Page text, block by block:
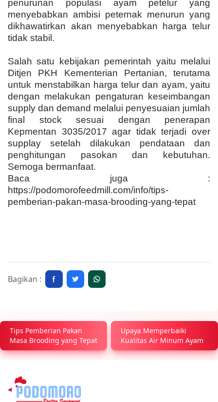
penurunan populasi ayam petelur yang
menyebabkan ambisi peternak menurun yang
dikhawatirkan akan menyebabkan harga telur
tidak stabil.
Salah satu kebijakan pemerintah yaitu melalui
Ditjen PKH Kementerian Pertanian, terutama
untuk menstabilkan harga telur dan ayam, yaitu
dengan melakukan pengaturan keseimbangan
supply dan demand melalui penyesuaian jumlah
final stock sesuai dengan penerapan
Kepmentan 3035/2017 agar tidak terjadi over
supplay setelah dilakukan pendataan dan
penghitungan pasokan dan kebutuhan.
Semoga bermanfaat.
Baca juga :
https://podomorofeedmill.com/info/tips-
pemberian-pakan-masa-brooding-yang-tepat
Bagikan :
Tips Pemberian Pakan
Masa Brooding yang Tepat
Upaya Memperbaiki
Kualitas Air Minum Ayam